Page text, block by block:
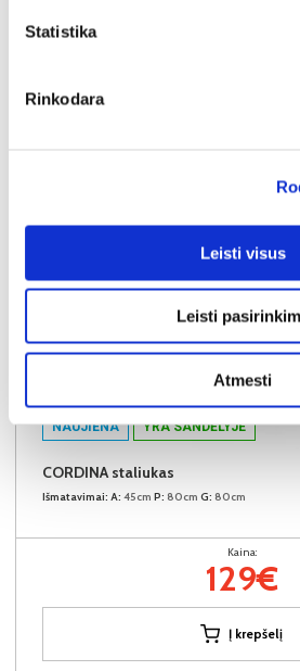
Statistika
Rinkodara
Leisti visus
Leisti
Atmesti
NAUJIENA YRA SANDĖLYJE
CORDINA staliukas
Išmatavimai: A: 45cm P: 80cm G: 80cm
Kaina:
129€
Į krepšelį